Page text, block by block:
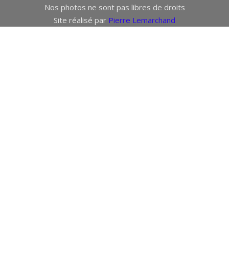
Nos photos ne sont pas libres de droits
Site réalisé par Pierre Lemarchand